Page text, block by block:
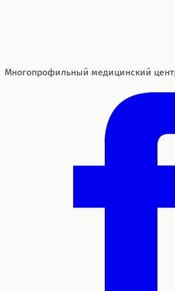
Многопрофильный медицинский